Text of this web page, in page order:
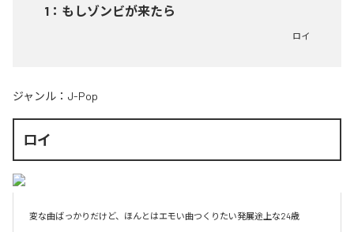
1 ： もしゾンビが来たら
ロイ
ジャンル： J-Pop
ロイ
変な曲ばっかりだけど、ほんとはエモい曲つくりたい発展途上な24歳